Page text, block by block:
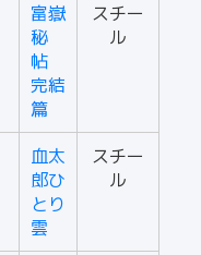
富嶽
秘
帖
完結
篇
スチー
ル
血太
郎ひ
とり
雲
スチー
ル